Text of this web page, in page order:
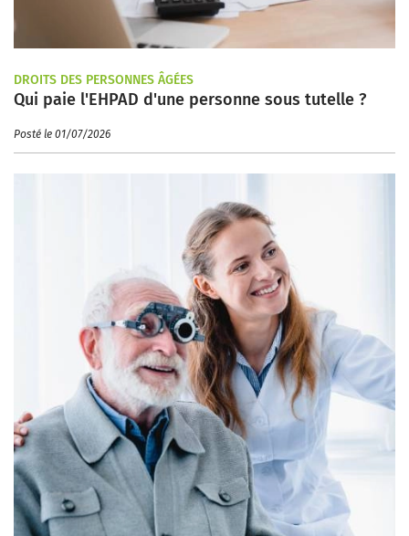
DROITS DES PERSONNES ÂGÉES
Qui paie l'EHPAD d'une personne sous tutelle ?
Posté le 01/07/2026